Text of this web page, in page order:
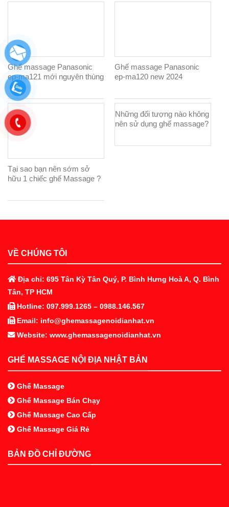
Ghế massage Panasonic
ep-ma121 mới nguyên thùng
100%
Ghế massage Panasonic
ep-ma120 new 2024
Tại sao bạn nên sớm sở
hữu 1 chiếc ghế Massage ?
Những đối tượng nào không
nên sử dụng ghế massage?
VỀ CHÚNG TÔI
Địa chỉ: 695 Tân Kỳ Tân Quý, P. Bình Hưng Hoà A, Q. Bình
Tân, TP HCM
Hotline: 097.999.1265 – 0988.146.567
Email: info@ghemassagenoidianhat.vn
Website: www.ghemassagenoidianhat.vn
GHẾ MASSAGE NỘI ĐỊA NHẬT BẢN
Ghế Massage
Ghế Massage Bán Chạy
Ghế Massage Cao Cấp
Ghế Massage Giá Rẻ
BẢN ĐỒ CHỈ ĐƯỜNG